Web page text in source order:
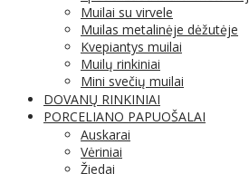
Muilai su virvele
Muilas metalinėje dėžutėje
Kvepiantys muilai
Muilų rinkiniai
Mini svečių muilai
DOVANŲ RINKINIAI
PORCELIANO PAPUOŠALAI
Auskarai
Vėriniai
Žiedai